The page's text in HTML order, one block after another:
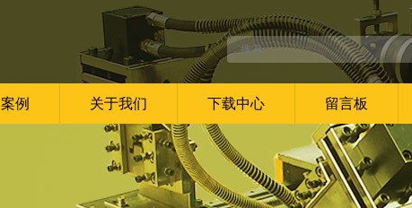
案例 关于我们 下载中心 留言板